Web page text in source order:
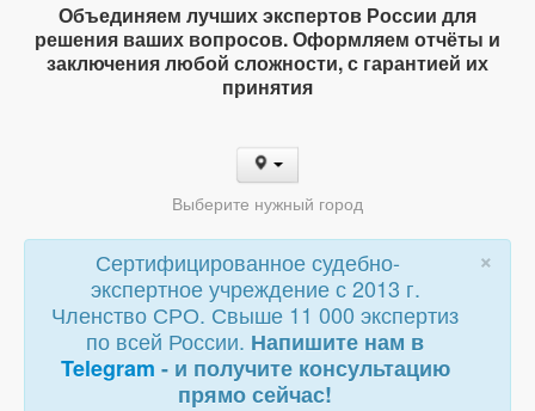
Объединяем лучших экспертов России для
решения ваших вопросов. Оформляем отчёты и
заключения любой сложности, с гарантией их
принятия
Выберите нужный город
×
Сертифицированное судебно-
экспертное учреждение с 2013 г.
Членство СРО. Свыше 11 000 экспертиз
по всей России. Напишите нам в
Telegram - и получите консультацию
прямо сейчас!